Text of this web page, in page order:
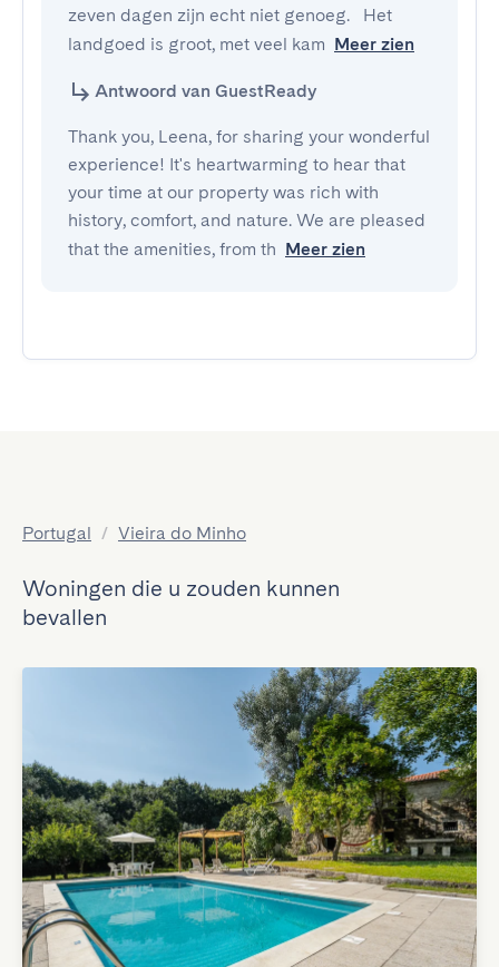
zeven dagen zijn echt niet genoeg.   Het
landgoed is groot, met veel kam Meer zien
Antwoord van GuestReady
Thank you, Leena, for sharing your wonderful
experience! It's heartwarming to hear that
your time at our property was rich with
history, comfort, and nature. We are pleased
that the amenities, from th Meer zien
Portugal / Vieira do Minho
Woningen die u zouden kunnen
bevallen